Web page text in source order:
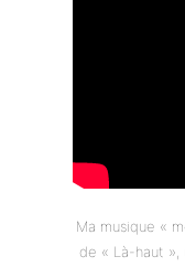
Ma musique «
de « Là-haut »,